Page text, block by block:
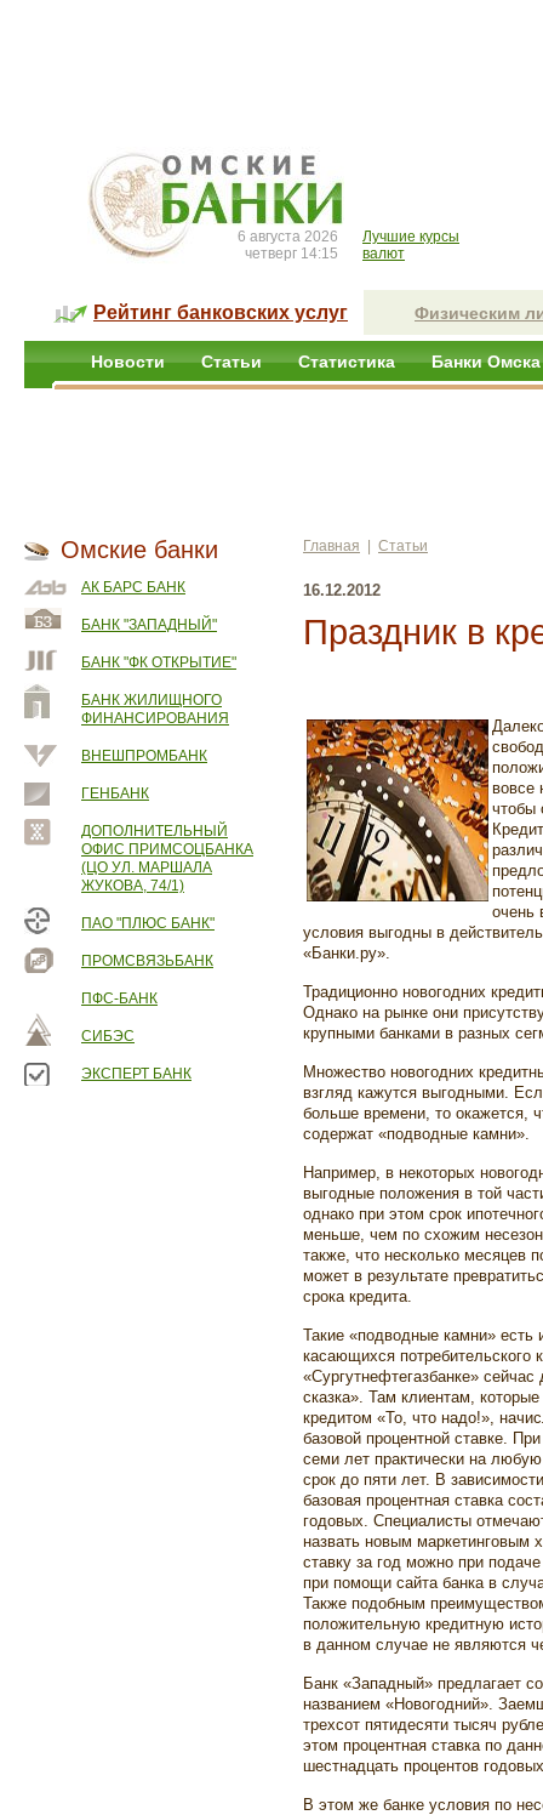
6 августа 2026
четверг 14:15
Лучшие курсы
валют
Рейтинг банковских услуг Физическим
Новости Статьи Статистика Банки Омска
Омские банки
АК БАРС БАНК
БАНК "ЗАПАДНЫЙ"
БАНК "ФК ОТКРЫТИЕ"
БАНК ЖИЛИЩНОГО
ФИНАНСИРОВАНИЯ
ВНЕШПРОМБАНК
ГЕНБАНК
ДОПОЛНИТЕЛЬНЫЙ
ОФИС ПРИМСОЦБАНКА
(ЦО УЛ. МАРШАЛА
ЖУКОВА, 74/1)
ПАО "ПЛЮС БАНК"
ПРОМСВЯЗЬБАНК
ПФС-БАНК
СИБЭС
ЭКСПЕРТ БАНК
Главная Статьи
16.12.2012
Праздник в
вовсе
чтобы
очень
условия выгодны в
«Банки.ру».
Традиционно новогодних
Однако на рынке они
крупными банками в разных
Множество новогодних
взгляд кажутся выгодными.
больше времени, то окажется,
содержат «подводные камни».
Например, в некоторых
выгодные положения в той
однако при этом срок
меньше, чем по схожим
также, что несколько месяцев
может в результате
срока кредита.
Такие «подводные камни»
касающихся потребительского
«Сургутнефтегазбанке»
сказка». Там клиентам,
кредитом «То, что надо!»,
базовой процентной ставке.
семи лет практически на
срок до пяти лет. В
базовая процентная ставка
годовых. Специалисты
назвать новым маркетинговым
ставку за год можно при
при помощи сайта банка в
Также подобным
положительную кредитную
в данном случае не являются
Банк «Западный» предлагает
названием «Новогодний».
трехсот пятидесяти тысяч
этом процентная ставка по
шестнадцать процентов
В этом же банке условия по